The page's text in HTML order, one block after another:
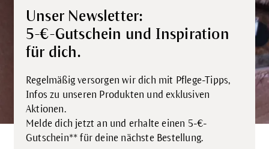
Unser Newsletter:
5-€-Gutschein und Inspiration
für dich.
Regelmäßig versorgen wir dich mit Pflege-Tipps,
Infos zu unseren Produkten und exklusiven
Aktionen.
Melde dich jetzt an und erhalte einen 5-€-
Gutschein** für deine nächste Bestellung.